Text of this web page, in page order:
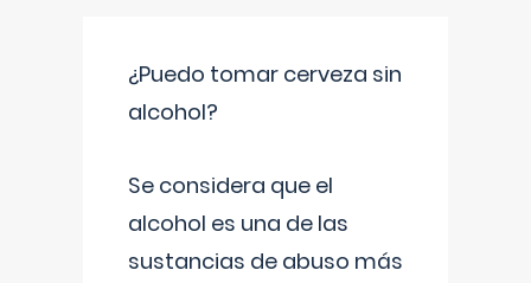
¿Puedo tomar cerveza sin
alcohol?
Se considera que el
alcohol es una de las
sustancias de abuso más